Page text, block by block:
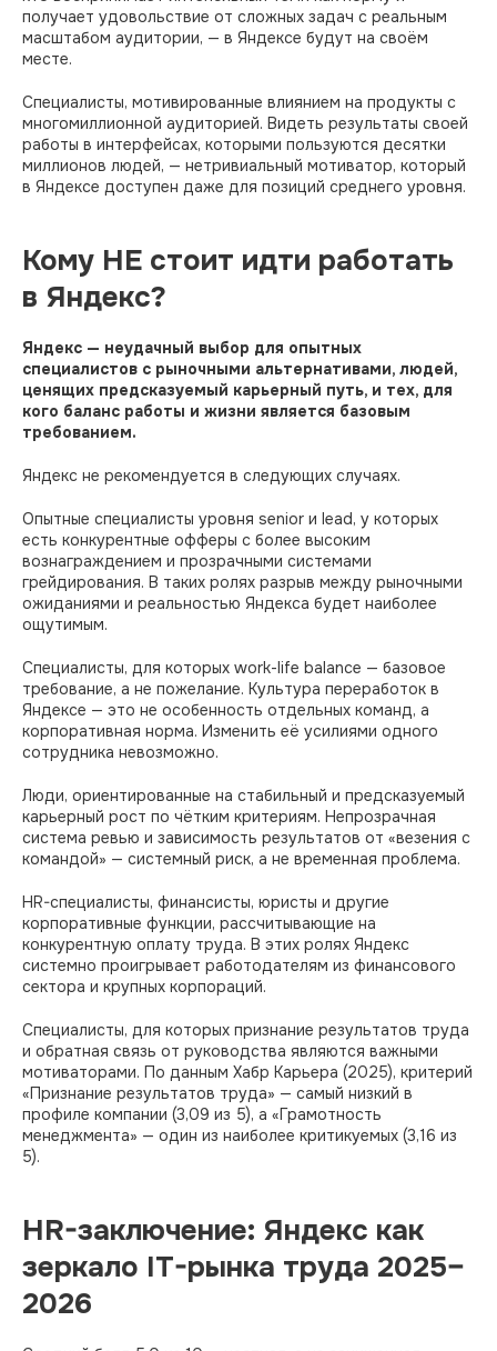
получает удовольствие от сложных задач с реальным
масштабом аудитории, — в Яндексе будут на своём
месте.
Специалисты, мотивированные влиянием на продукты с
многомиллионной аудиторией. Видеть результаты своей
работы в интерфейсах, которыми пользуются десятки
миллионов людей, — нетривиальный мотиватор, который
в Яндексе доступен даже для позиций среднего уровня.
Кому НЕ стоит идти работать
в Яндекс?
Яндекс — неудачный выбор для опытных
специалистов с рыночными альтернативами, людей,
ценящих предсказуемый карьерный путь, и тех, для
кого баланс работы и жизни является базовым
требованием.
Яндекс не рекомендуется в следующих случаях.
Опытные специалисты уровня senior и lead, у которых
есть конкурентные офферы с более высоким
вознаграждением и прозрачными системами
грейдирования. В таких ролях разрыв между рыночными
ожиданиями и реальностью Яндекса будет наиболее
ощутимым.
Специалисты, для которых work-life balance — базовое
требование, а не пожелание. Культура переработок в
Яндексе — это не особенность отдельных команд, а
корпоративная норма. Изменить её усилиями одного
сотрудника невозможно.
Люди, ориентированные на стабильный и предсказуемый
карьерный рост по чётким критериям. Непрозрачная
система ревью и зависимость результатов от «везения с
командой» — системный риск, а не временная проблема.
HR-специалисты, финансисты, юристы и другие
корпоративные функции, рассчитывающие на
конкурентную оплату труда. В этих ролях Яндекс
системно проигрывает работодателям из финансового
сектора и крупных корпораций.
Специалисты, для которых признание результатов труда
и обратная связь от руководства являются важными
мотиваторами. По данным Хабр Карьера (2025), критерий
«Признание результатов труда» — самый низкий в
профиле компании (3,09 из 5), а «Грамотность
менеджмента» — один из наиболее критикуемых (3,16 из
5).
HR-заключение: Яндекс как
зеркало IT-рынка труда 2025–
2026